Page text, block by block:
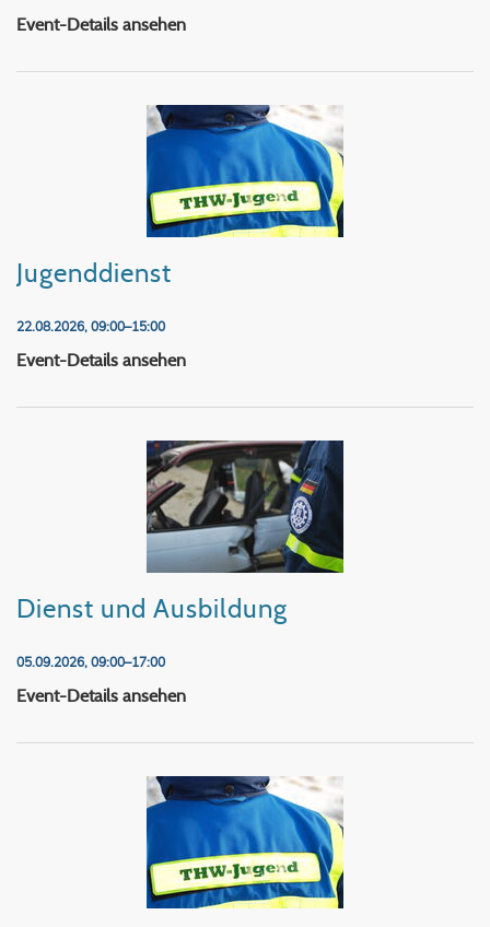
Event-Details ansehenDienst und Ausbildung
Jugenddienst
22.08.2026, 09:00–15:00
Event-Details ansehenJugenddienst
Dienst und Ausbildung
05.09.2026, 09:00–17:00
Event-Details ansehenDienst und Ausbildung